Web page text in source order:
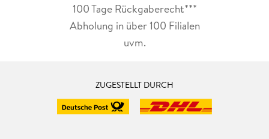
100 Tage Rückgaberecht***
Abholung in über 100 Filialen
uvm.
ZUGESTELLT DURCH